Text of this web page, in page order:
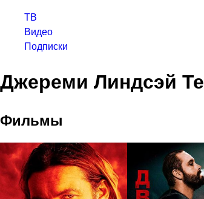
ТВ
Видео
Подписки
Джереми Линдсэй
Фильмы